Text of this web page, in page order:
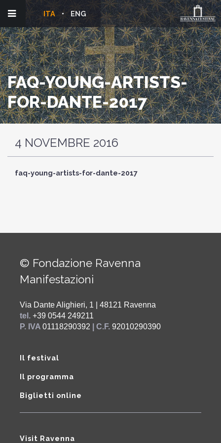
ENG
ITA
FAQ-YOUNG-ARTISTS-
FOR-DANTE-2017
4 NOVEMBRE 2016
faq-young-artists-for-dante-2017
© Fondazione Ravenna
Manifestazioni
Via Dante Alighieri, 1 | 48121 Ravenna
tel. +39 0544 249211
P. IVA 01118290392 | C.F. 92010290390
Il festival
Il programma
Biglietti online
Visit Ravenna